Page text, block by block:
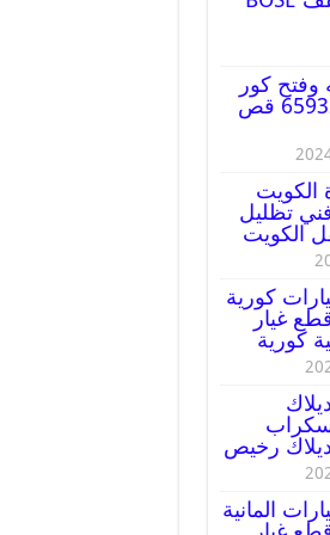
كور
تكييف 65932555 قص
الكويت
فني تظليل
الكويت
كورية
قطع غيار
كورية
سكراب
رخيص
المانية